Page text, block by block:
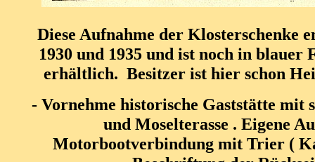
Diese Aufnahme der Klosterschenke
1930 und 1935 und ist noch in blauer
erhältlich. Besitzer ist hier schon
- Vornehme historische Gaststätte mit
und Moselterasse . Eigene
Motorbootverbindung mit Trier (